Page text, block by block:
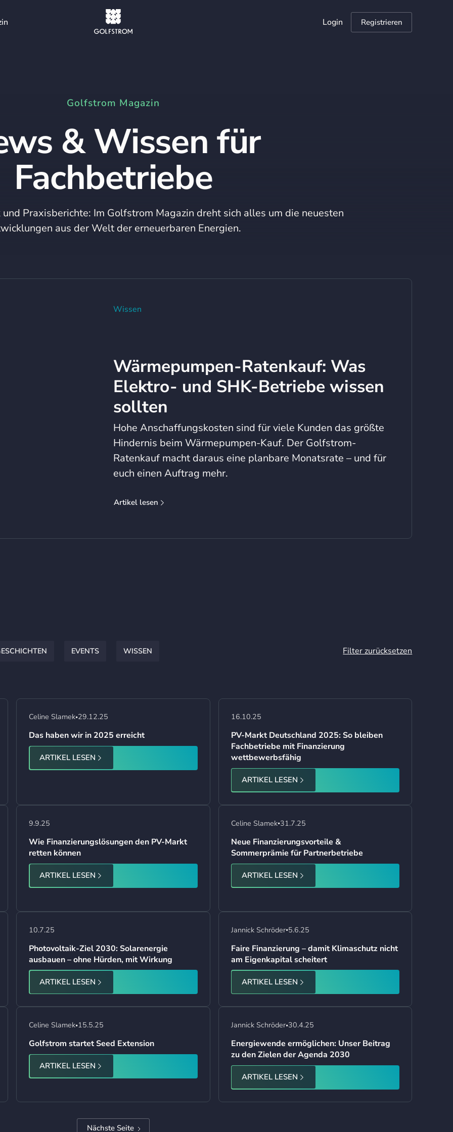
Login Registrieren
Golfstrom Magazin
& Wissen für
Fachbetriebe
Praxisberichte: Im Golfstrom Magazin dreht sich alles um die neuesten
aus der Welt der erneuerbaren Energien.
Wissen
Wärmepumpen-Ratenkauf: Was
Elektro- und SHK-Betriebe wissen
sollten
Hohe Anschaffungskosten sind für viele Kunden das größte
Hindernis beim Wärmepumpen-Kauf. Der Golfstrom-
Ratenkauf macht daraus eine planbare Monatsrate – und für
euch einen Auftrag mehr.
Artikel lesen
EVENTS WISSEN Filter zurücksetzen
Celine Slamek•29.12.25
Das haben wir in 2025 erreicht
ARTIKEL LESEN
16.10.25
PV-Markt Deutschland 2025: So bleiben
Fachbetriebe mit Finanzierung
wettbewerbsfähig
ARTIKEL LESEN
9.9.25
Wie Finanzierungslösungen den PV-Markt
retten können
ARTIKEL LESEN
Celine Slamek•31.7.25
Neue Finanzierungsvorteile &
Sommerprämie für Partnerbetriebe
ARTIKEL LESEN
10.7.25
Photovoltaik-Ziel 2030: Solarenergie
ausbauen – ohne Hürden, mit Wirkung
ARTIKEL LESEN
Jannick Schröder•5.6.25
Faire Finanzierung – damit Klimaschutz nicht
am Eigenkapital scheitert
ARTIKEL LESEN
Celine Slamek•15.5.25
Golfstrom startet Seed Extension
ARTIKEL LESEN
Jannick Schröder•30.4.25
Energiewende ermöglichen: Unser Beitrag
zu den Zielen der Agenda 2030
ARTIKEL LESEN
Nächste Seite